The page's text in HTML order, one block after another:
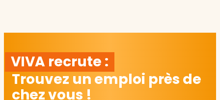
VIVA recrute :
Trouvez un emploi près de
chez vous !